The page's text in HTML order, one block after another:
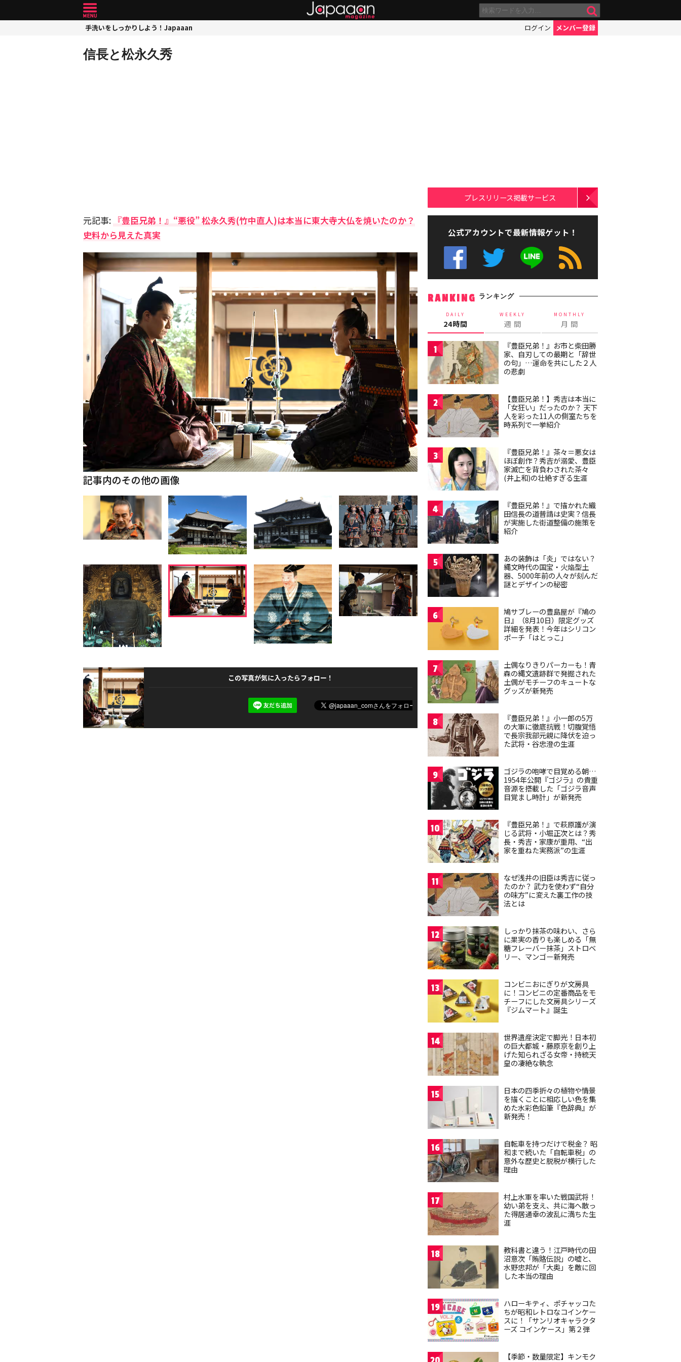
手洗いをしっかりしよう！Japaaan ログイン メンバー登録
信長と松永久秀
元記事: 『豊臣兄弟！』“悪役” 松永久秀(竹中直人)は本当に東大寺大仏を焼いたのか？
史料から見えた真実
記事内のその他の画像
この写真が気に入ったらフォロー！
プレスリリース掲載サービス
公式アカウントで最新情報ゲット！
RANKING ランキング
DAILY
24時間
WEEKLY
週 間
MONTHLY
月 間
1
『豊臣兄弟！』お市と柴田勝
家、自刃しての最期と「辞世
の句」…運命を共にした２人
の悲劇
2
【豊臣兄弟！】秀吉は本当に
「女狂い」だったのか？ 天下
人を彩った11人の側室たちを
時系列で一挙紹介
3
『豊臣兄弟！』茶々＝悪女は
ほぼ創作？秀吉が溺愛、豊臣
家滅亡を背負わされた茶々
(井上和)の壮絶すぎる生涯
4
『豊臣兄弟！』で描かれた織
田信長の道普請は史実？信長
が実施した街道整備の施策を
紹介
5
あの装飾は「炎」ではない？
縄文時代の国宝・火焔型土
器、5000年前の人々が刻んだ
謎とデザインの秘密
6
鳩サブレーの豊島屋が『鳩の
日』（8月10日）限定グッズ
詳細を発表！今年はシリコン
ポーチ「はとっこ」
7
土偶なりきりパーカーも！青
森の縄文遺跡群で発掘された
土偶がモチーフのキュートな
グッズが新発売
8
『豊臣兄弟！』小一郎の5万
の大軍に徹底抗戦！切腹覚悟
で長宗我部元親に降伏を迫っ
た武将・谷忠澄の生涯
9
ゴジラの咆哮で目覚める朝…
1954年公開『ゴジラ』の貴重
音源を搭載した「ゴジラ音声
目覚まし時計」が新発売
10
『豊臣兄弟！』で萩原護が演
じる武将・小堀正次とは？秀
長・秀吉・家康が重用、“出
家を重ねた実務派”の生涯
11
なぜ浅井の旧臣は秀吉に従っ
たのか？ 武力を使わず“自分
の味方”に変えた裏工作の技
法とは
12
しっかり抹茶の味わい、さら
に果実の香りも楽しめる「無
糖フレーバー抹茶」ストロベ
リー、マンゴー新発売
13
コンビニおにぎりが文房具
に！コンビニの定番商品をモ
チーフにした文房具シリーズ
『ジムマート』誕生
14
世界遺産決定で脚光！日本初
の巨大都城・藤原京を創り上
げた知られざる女帝・持統天
皇の凄絶な執念
15
日本の四季折々の植物や情景
を描くことに相応しい色を集
めた水彩色鉛筆『色辞典』が
新発売！
16
自転車を持つだけで税金？ 昭
和まで続いた「自転車税」の
意外な歴史と脱税が横行した
理由
17
村上水軍を率いた戦国武将！
幼い弟を支え、共に海へ散っ
た得居通幸の波乱に満ちた生
涯
18
教科書と違う！江戸時代の田
沼意次「賄賂伝説」の嘘と、
水野忠邦が「大奥」を敵に回
した本当の理由
19
ハローキティ、ポチャッコた
ちが昭和レトロなコインケー
スに！「サンリオキャラクタ
ーズ コインケース」第２弾
【季節・数量限定】キンモク